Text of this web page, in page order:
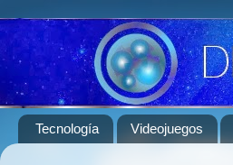
Tecnología Videojuegos